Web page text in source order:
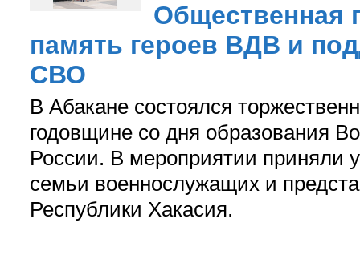
Общественная
память героев ВДВ и
СВО
В Абакане состоялся
годовщине со дня образования
России. В мероприятии приняли
семьи военнослужащих и
Республики Хакасия.